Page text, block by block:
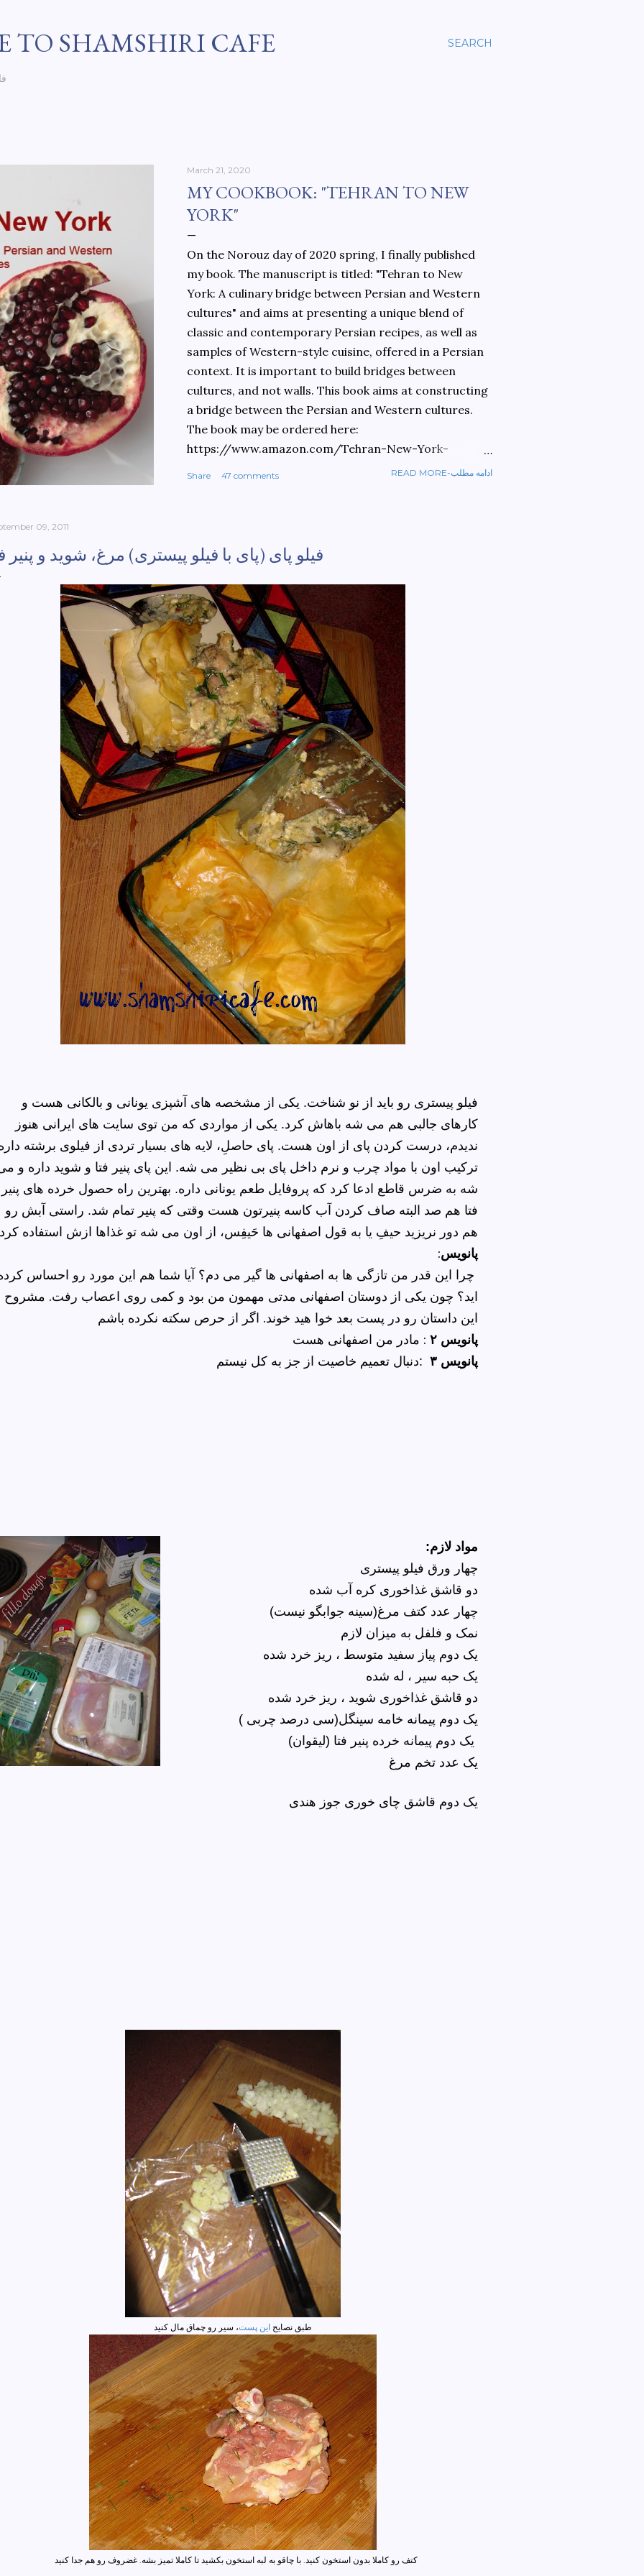
SEARCH
TO SHAMSHIRI CAFE
March 21, 2020
MY COOKBOOK: "TEHRAN TO NEW
YORK"
On the Norouz day of 2020 spring, I finally published
my book. The manuscript is titled: "Tehran to New
York: A culinary bridge between Persian and Western
cultures" and aims at presenting a unique blend of
classic and contemporary Persian recipes, as well as
samples of Western-style cuisine, offered in a Persian
context. It is important to build bridges between
cultures, and not walls. This book aims at constructing
a bridge between the Persian and Western cultures.
The book may be ordered here:
https://www.amazon.com/Tehran-New-York-
Share 47 comments READ MORE-ادامه مطلب
09, 2011
فیلو پای (پای با فیلو پیستری) مرغ، شوید و پنیر
فیلو پیستری رو باید از نو شناخت. یکی از مشخصه های آشپزی یونانی و بالکانی هست و
کارهای جالبی هم می شه باهاش کرد. یکی از مواردی که من توی سایت های ایرانی هنوز
ندیدم، درست کردن پای از اون هست. پای حاصلِ، لایه های بسیار تردی از فیلوی برشته
ترکیب اون با مواد چرب و نرم داخل پای بی نظیر می شه. این پای پنیر فتا و شوید داره و
شه به ضرس قاطع ادعا کرد که پروفایل طعم یونانی داره. بهترین راه حصول خرده های پنیر
فتا هم صد البته صاف کردن آب کاسه پنیرتون هست وقتی که پنیر تمام شد. راستی آبش رو
هم دور نریزید حیفِ یا به قول اصفهانی ها حَیفِس، از اون می شه تو غذاها ازش استفاده
پانویس:
چرا این قدر من تازگی ها به اصفهانی ها گیر می دم؟ آیا شما هم این مورد رو احساس
اید؟ چون یکی از دوستان اصفهانی مدتی مهمون من بود و کمی روی اعصاب رفت. مشروح
این داستان رو در پست بعد خوا هید خوند. اگر از حرص سکته نکرده باشم
پانویس ۲
: مادر من اصفهانی هست
پانویس ۳ :دنبال تعمیم خاصیت از جز به کل نیستم
مواد لازم:
چهار ورق فیلو پیستری
دو قاشق غذاخوری کره آب شده
چهار عدد کتف مرغ(سینه جوابگو نیست)
نمک و فلفل به میزان لازم
یک دوم پیاز سفید متوسط ، ریز خرد شده
یک حبه سیر ، له شده
دو قاشق غذاخوری شوید ، ریز خرد شده
یک دوم پیمانه خامه سینگل(سی درصد چربی )
یک دوم پیمانه خرده پنیر فتا (لیقوان)
یک عدد تخم مرغ
یک دوم قاشق چای خوری جوز هندی
طبق نصایح این پست، سیر رو چماق مال کنید
کتف رو کاملا بدون استخون کنید. با چاقو به لبه استخون بکشید تا کاملا تمیز بشه. غضروف رو هم جدا کنید